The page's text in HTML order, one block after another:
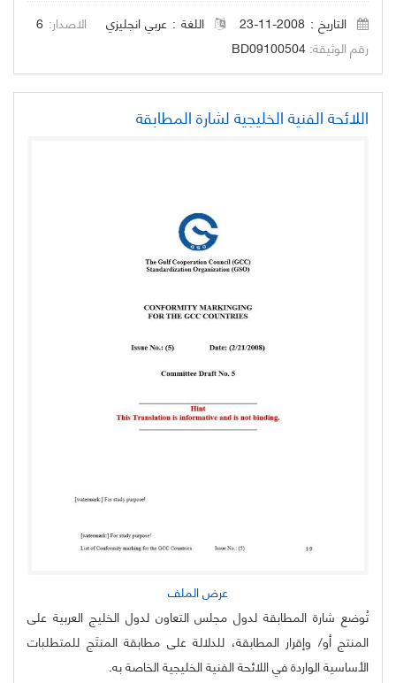
التاريخ : 2008-11-23
اللغة : عربيانجليزي الاصدار: 6
رقم الوثيقة: BD09100504
اللائحة الفنية الخليجية لشارة المطابقة
عرض الملف
تُوضع شارة المطابقة لدول مجلس التعاون لدول الخليج العربية على
المنتج أو/ وإقرار المطابقة، للدلالة على مطابقة المنتَج للمتطلبات
الأساسية الواردة في اللائحة الفنية الخليجية الخاصة به.